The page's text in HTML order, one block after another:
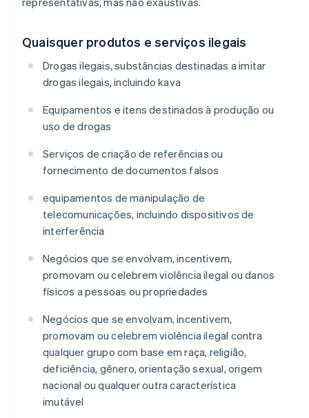
Quaisquer produtos e serviços ilegais
Drogas ilegais, substâncias destinadas a imitar
drogas ilegais, incluindo kava
Equipamentos e itens destinados à produção ou
uso de drogas
Serviços de criação de referências ou
fornecimento de documentos falsos
equipamentos de manipulação de
telecomunicações, incluindo dispositivos de
interferência
Negócios que se envolvam, incentivem,
promovam ou celebrem violência ilegal ou danos
físicos a pessoas ou propriedades
Negócios que se envolvam, incentivem,
promovam ou celebrem violência ilegal contra
qualquer grupo com base em raça, religião,
deficiência, gênero, orientação sexual, origem
nacional ou qualquer outra característica
imutável